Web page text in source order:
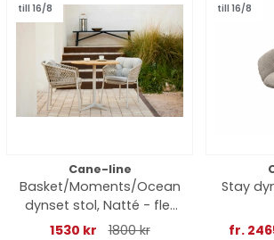
till 16/8
Cane-line
Basket/Moments/Ocean
dynset stol, Natté - fler
färger
1530 kr 1800 kr
till 16/8
Stay
fr.